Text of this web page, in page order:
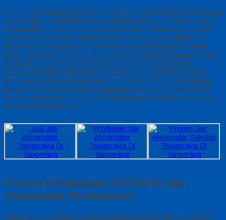
Proses pembuatan almamater custom membutuhkan bahan yang
sesuai agar memberikan kenyamanan sekaligus tampilan formal
keyword Drill, tropical, dan american drill termasuk kain favorit
yang berbeda karakter namun tetap cocok untuk produksi jas
almamater kampus Material drill dikenal solid dan tidak mudah
lecek, sementara teksturnya yang tebal menambah kesan formal
Bahan tropical dikenal lebih ringan dan tepat digunakan di
kawasan dengan suhu panas Konveksi almamater berkualitas
umumnya menyesuaikan rekomendasi bahan sesuai kebutuhan
pengguna Pemilihan bahan yang tepat membuat jas almamater
tampak elegan serta tahan lama, maka penting berdiskusi secara
detail sebelum produksi
Proses Pengerjaan di Pabrik Jas
Almamater Profesional
Pabrik jas almamater profesional biasanya memiliki mekanisme